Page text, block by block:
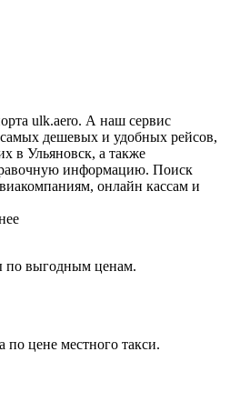
ulk.aero. А наш сервис
дешевых и удобных рейсов,
в Ульяновск, а также
информацию. Поиск
онлайн кассам и
по выгодным ценам.
по цене местного такси.